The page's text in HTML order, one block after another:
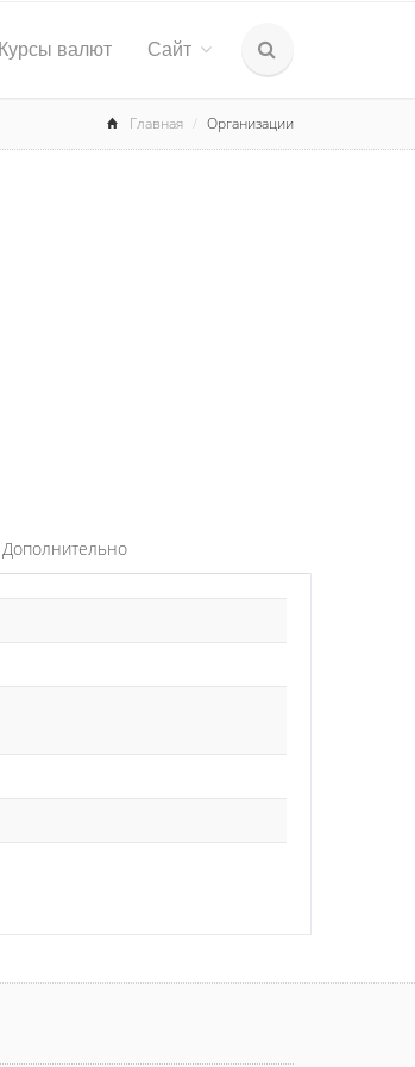
Курсы валют Сайт
Главная Организации
Дополнительно